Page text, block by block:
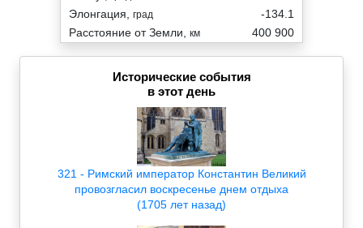
Элонгация, град
-134.1
Расстояние от Земли, км 400 900
Исторические события
в этот день
321 - Римский император Константин Великий
провозгласил воскресенье днем отдыха
(1705 лет назад)